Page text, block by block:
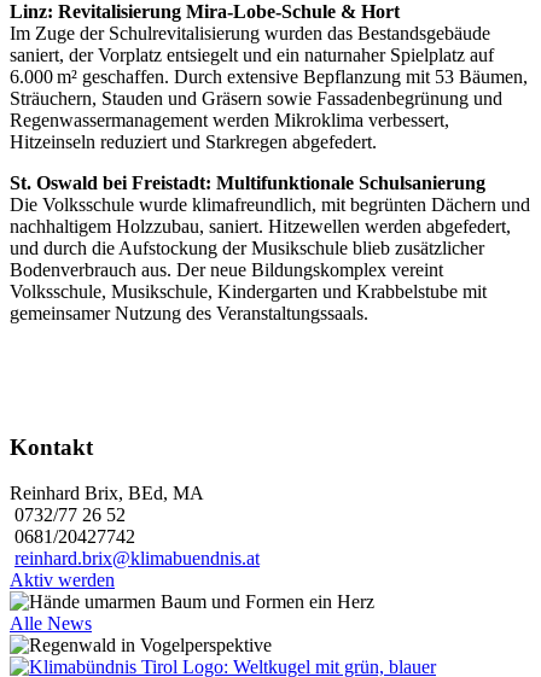
Linz: Revitalisierung Mira-Lobe-Schule & Hort
Im Zuge der Schulrevitalisierung wurden das Bestandsgebäude
saniert, der Vorplatz entsiegelt und ein naturnaher Spielplatz auf
6.000 m² geschaffen. Durch extensive Bepflanzung mit 53 Bäumen,
Sträuchern, Stauden und Gräsern sowie Fassadenbegrünung und
Regenwassermanagement werden Mikroklima verbessert,
Hitzeinseln reduziert und Starkregen abgefedert.
St. Oswald bei Freistadt: Multifunktionale Schulsanierung
Die Volksschule wurde klimafreundlich, mit begrünten Dächern und
nachhaltigem Holzzubau, saniert. Hitzewellen werden abgefedert,
und durch die Aufstockung der Musikschule blieb zusätzlicher
Bodenverbrauch aus. Der neue Bildungskomplex vereint
Volksschule, Musikschule, Kindergarten und Krabbelstube mit
gemeinsamer Nutzung des Veranstaltungssaals.
Kontakt
Reinhard Brix, BEd, MA
0732/77 26 52
0681/20427742
reinhard.brix@klimabuendnis.at
Aktiv werden
Alle News